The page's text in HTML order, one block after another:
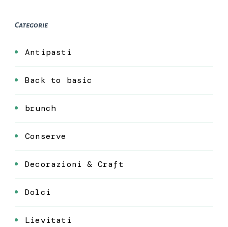
Categorie
Antipasti
Back to basic
brunch
Conserve
Decorazioni & Craft
Dolci
Lievitati